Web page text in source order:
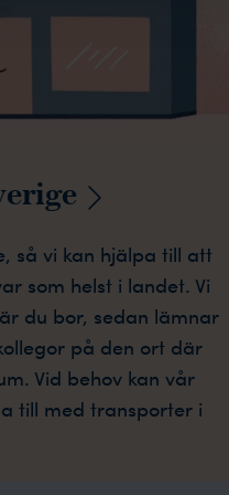
så vi kan hjälpa till att
som helst i landet. Vi
du bor, sedan lämnar
på den ort där
Vid behov kan vår
till med transporter i